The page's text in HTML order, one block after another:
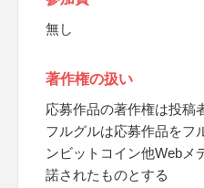
無し
著作権の扱い
応募作品の著作権は投稿
フルグルは応募作品をフ
ンビットコイン他Webメ
諾されたものとする